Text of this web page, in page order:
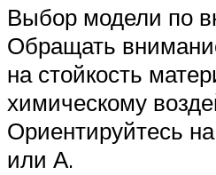
Выбор модели по
Обращать
на стойкость
химическому
Ориентируйтесь
или А.